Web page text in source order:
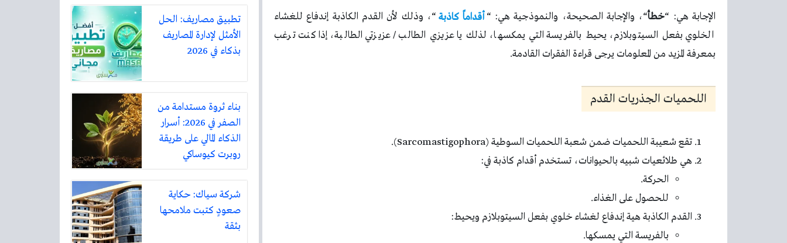
الإجابة هي: “خطأ“، والإجابة الصحيحة، والنموذجية هي: “ أقداماً كاذبة “، وذلك لأن القدم الكاذبة إندفاع للغشاء
الخلوي بفعل السيتوبلازم، يحيط بالفريسة التي يمكسها، لذلك يا عزيزي الطالب / عزيزتي الطالبة، إذا كنت ترغب
بمعرفة المزيد من المعلومات يرجى قراءة الفقرات القادمة.
اللحميات الجذريات القدم
تقع شعيبة اللحميات ضمن شعبة اللحميات السوطية (Sarcomastigophora).
هي طلائعيات شبيه بالحيوانات، تستخدم أقدام كاذبة في:
الحركة.
للحصول على الغذاء.
القدم الكاذبة هية إندفاع لغشاء خلوي بفعل السيتوبلازم ويحيط:
بالفريسة التي يمسكها.
تطبيق مصاريف: الحل
الأمثل لإدارة المصاريف
بذكاء في 2026
بناء ثروة مستدامة من
الصفر في 2026: أسرار
الذكاء المالي على طريقة
روبرت كيوساكي
شركة سياك: حكاية
صعودٍ كتبت ملامحها
بثقة